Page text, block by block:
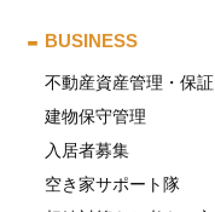
BUSINESS
不動産資産管理・保証
建物保守管理
入居者募集
空き家サポート隊